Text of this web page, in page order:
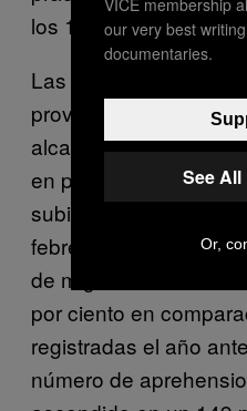
los 151.510.
Las fuertes medidas
provocaron que el
alcanzaba la frontera
en picado. Claro que
subir enseguida.
febrero de 2016 el
de migrantes
por ciento en
registradas el año
número de
our very best
documentaries.
See
Or,